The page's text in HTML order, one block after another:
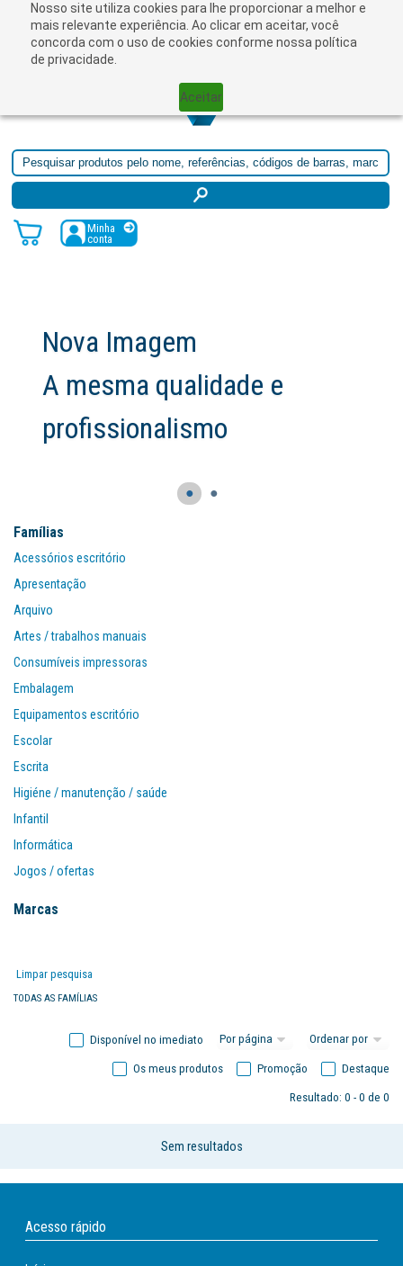
Nosso site utiliza cookies para lhe proporcionar a melhor e
mais relevante experiência. Ao clicar em aceitar, você
concorda com o uso de cookies conforme nossa política
de privacidade.
Aceitar
Minha
conta
Nova Imagem
A mesma qualidade e
profissionalismo
● ●
Famílias
Acessórios escritório
Apresentação
Arquivo
Artes / trabalhos manuais
Consumíveis impressoras
Embalagem
Equipamentos escritório
Escolar
Escrita
Higiéne / manutenção / saúde
Infantil
Informática
Jogos / ofertas
Papelarte
Marcas
Limpar pesquisa
TODAS AS FAMÍLIAS
Disponível no imediato
Destaque
Promoção
Os meus produtos
Resultado: 0 - 0 de 0
Sem resultados
Acesso rápido